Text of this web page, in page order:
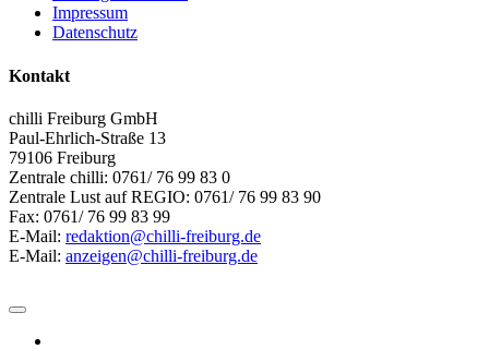
Impressum
Datenschutz
Kontakt
chilli Freiburg GmbH
Paul-Ehrlich-Straße 13
79106 Freiburg
Zentrale chilli: 0761/ 76 99 83 0
Zentrale Lust auf REGIO: 0761/ 76 99 83 90
Fax: 0761/ 76 99 83 99
E-Mail: redaktion@chilli-freiburg.de
E-Mail: anzeigen@chilli-freiburg.de